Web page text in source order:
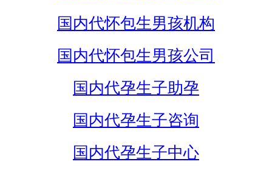
国内代怀包生男孩机构
国内代怀包生男孩公司
国内代孕生子助孕
国内代孕生子咨询
国内代孕生子中心